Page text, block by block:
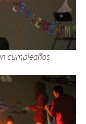
cumpleaños